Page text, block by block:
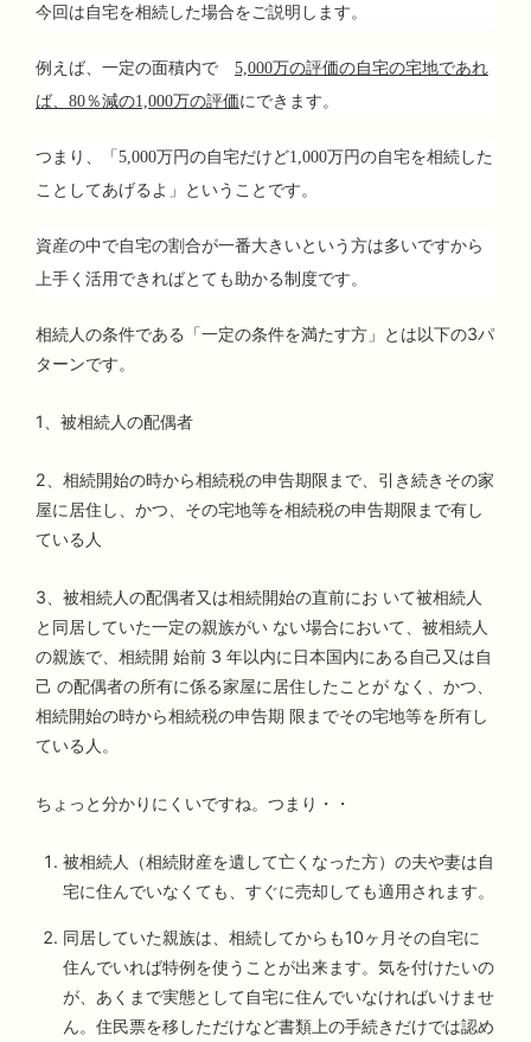
今回は自宅を相続した場合をご説明します。
例えば、一定の面積内で 5,000万の評価の自宅の宅地であれ
ば、 80％減の1,000万の評価にできます。
つまり、「5,000万円の自宅だけど1,000万円の自宅を相続した
ことしてあげるよ」ということです。
資産の中で自宅の割合が一番大きいという方は多いですから
上手く活用できればとても助かる制度です。
相続人の条件である「一定の条件を満たす方」とは以下の3パ
ターンです。
1、被相続人の配偶者
2、相続開始の時から相続税の申告期限まで、引き続きその家
屋に居住し、かつ、その宅地等を相続税の申告期限まで有し
ている人
3、被相続人の配偶者又は相続開始の直前にお いて被相続人
と同居していた一定の親族がい ない場合において、被相続人
の親族で、相続開 始前 3 年以内に日本国内にある自己又は自
己 の配偶者の所有に係る家屋に居住したことが なく、かつ、
相続開始の時から相続税の申告期 限までその宅地等を所有し
ている人。
ちょっと分かりにくいですね。つまり・・
被相続人（相続財産を遺して亡くなった方）の夫や妻は自
宅に住んでいなくても、すぐに売却しても適用されます。
同居していた親族は、相続してからも10ヶ月その自宅に
住んでいれば特例を使うことが出来ます。気を付けたいの
が、あくまで実態として自宅に住んでいなければいけませ
ん。住民票を移しただけなど書類上の手続きだけでは認め